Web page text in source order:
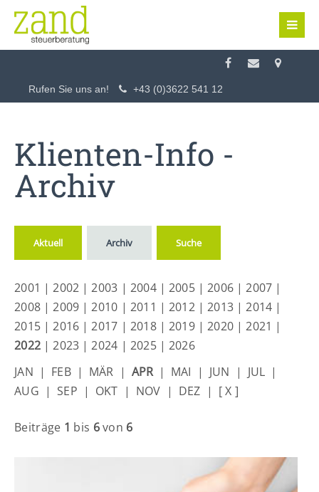
Login
Register|Lost your password?
Support
24h/ 365days
We offer support for our customers
Rufen Sie uns an! +43 (0)3622 541 12
Klienten-Info -
Archiv
Aktuell Archiv Suche
2001 |2002 |2003 | 2004| 2005 |2006 |2007 |
2008 |2009 |2010 | 2011 | 2012 |2013 |2014 |
2015 |2016 |2017 | 2018| 2019 |2020 |2021 |
2022 |2023 |2024 | 2025| 2026
JAN | FEB| MÄR | APR| MAI | JUN | JUL |
AUG | SEP | OKT | NOV | DEZ | [ X ]
Beiträge 1 bis 6von 6